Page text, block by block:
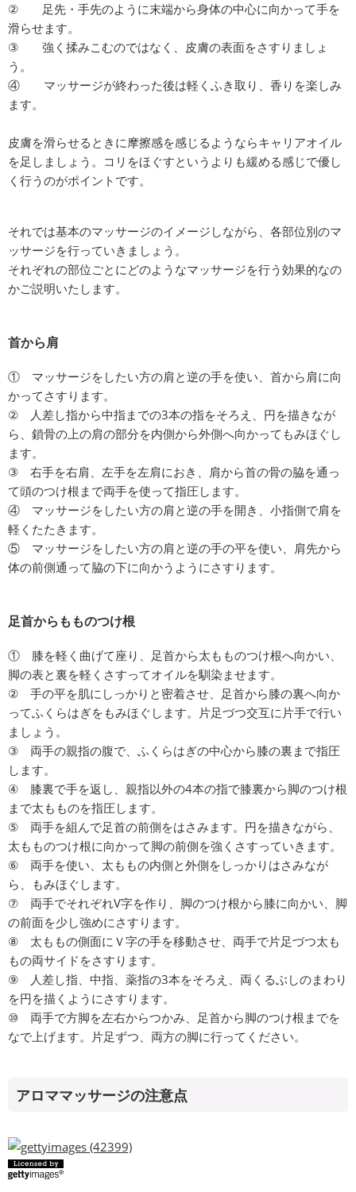
② 足先・手先のように末端から身体の中心に向かって手を
滑らせます。
③ 強く揉みこむのではなく、皮膚の表面をさすりましょ
う。
④ マッサージが終わった後は軽くふき取り、香りを楽しみ
ます。
皮膚を滑らせるときに摩擦感を感じるようならキャリアオイル
を足しましょう。コリをほぐすというよりも緩める感じで優し
く行うのがポイントです。
それでは基本のマッサージのイメージしながら、各部位別のマ
ッサージを行っていきましょう。
それぞれの部位ごとにどのようなマッサージを行う効果的なの
かご説明いたします。
首から肩
① マッサージをしたい方の肩と逆の手を使い、首から肩に向
かってさすります。
② 人差し指から中指までの3本の指をそろえ、円を描きなが
ら、鎖骨の上の肩の部分を内側から外側へ向かってもみほぐし
ます。
③ 右手を右肩、左手を左肩におき、肩から首の骨の脇を通っ
て頭のつけ根まで両手を使って指圧します。
④ マッサージをしたい方の肩と逆の手を開き、小指側で肩を
軽くたたきます。
⑤ マッサージをしたい方の肩と逆の手の平を使い、肩先から
体の前側通って脇の下に向かうようにさすります。
足首からもものつけ根
① 膝を軽く曲げて座り、足首から太もものつけ根へ向かい、
脚の表と裏を軽くさすってオイルを馴染ませます。
② 手の平を肌にしっかりと密着させ、足首から膝の裏へ向か
ってふくらはぎをもみほぐします。片足づつ交互に片手で行い
ましょう。
③ 両手の親指の腹で、ふくらはぎの中心から膝の裏まで指圧
します。
④ 膝裏で手を返し、親指以外の4本の指で膝裏から脚のつけ根
まで太もものを指圧します。
⑤ 両手を組んで足首の前側をはさみます。円を描きながら、
太もものつけ根に向かって脚の前側を強くさすっていきます。
⑥ 両手を使い、太ももの内側と外側をしっかりはさみなが
ら、もみほぐします。
⑦ 両手でそれぞれV字を作り、脚のつけ根から膝に向かい、脚
の前面を少し強めにさすります。
⑧ 太ももの側面にＶ字の手を移動させ、両手で片足づつ太も
もの両サイドをさすります。
⑨ 人差し指、中指、薬指の3本をそろえ、両くるぶしのまわり
を円を描くようにさすります。
⑩ 両手で方脚を左右からつかみ、足首から脚のつけ根までを
なで上げます。片足ずつ、両方の脚に行ってください。
アロママッサージの注意点